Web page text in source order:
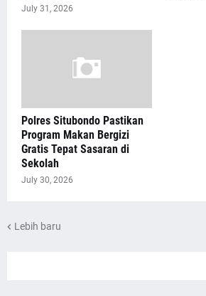
July 31, 2026
Polres Situbondo Pastikan
Program Makan Bergizi
Gratis Tepat Sasaran di
Sekolah
July 30, 2026
Lebih baru